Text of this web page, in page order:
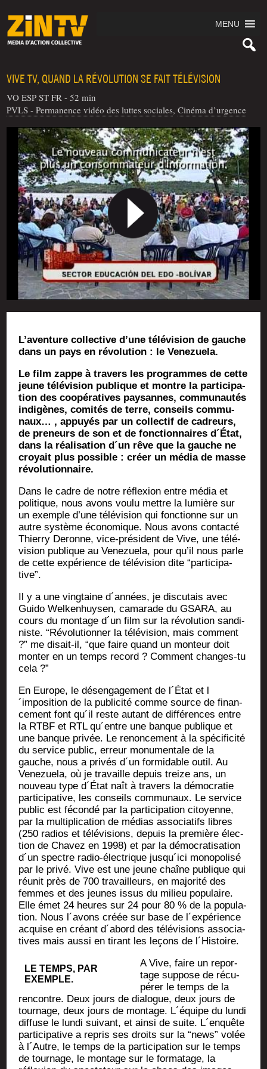
MENU
VIVE TV, QUAND LA RÉVOLUTION SE FAIT TÉLÉVISION
VO ESP ST FR - 52 min
PVLS - Permanence vidéo des luttes sociales,Cinéma d’urgence
L’a­ven­ture col­lec­tive d’une télé­vi­sion de gauche
dans un pays en révo­lu­tion : le Venezuela.
Le film zappe à tra­vers les pro­grammes de cette
jeune télé­vi­sion publique et montre la par­ti­ci­pa­
tion des coopé­ra­tives pay­sannes, com­mu­nau­tés
indi­gènes, comi­tés de terre, conseils com­mu­
naux… , appuyés par un col­lec­tif de cadreurs,
de pre­neurs de son et de fonc­tion­naires d´État,
dans la réa­li­sa­tion d´un rêve que la gauche ne
croyait plus pos­sible : créer un média de masse
révolutionnaire.
Dans le cadre de notre réflexion entre média et
poli­tique, nous avons vou­lu mettre la lumière sur
un exemple d’une télé­vi­sion qui fonc­tionne sur un
autre sys­tème éco­no­mique. Nous avons contac­té
Thier­ry Deronne, vice-pré­sident de Vive, une télé­
vi­sion publique au Vene­zue­la, pour qu’il nous parle
de cette expé­rience de télé­vi­sion dite “par­ti­ci­pa­
tive”.
Il y a une ving­taine d´années, je dis­cu­tais avec
Gui­do Wel­ken­huy­sen, cama­rade du GSARA, au
cours du mon­tage d´un film sur la révo­lu­tion san­di­
niste. “Révo­lu­tion­ner la télé­vi­sion, mais com­ment
?” me disait-il, “que faire quand un mon­teur doit
mon­ter en un temps record ? Com­ment changes-tu
cela ?”
En Europe, le désen­ga­ge­ment de l´État et l
´imposition de la publi­ci­té comme source de finan­
ce­ment font qu´il reste autant de dif­fé­rences entre
la RTBF et RTL qu´entre une banque publique et
une banque pri­vée. Le renon­ce­ment à la spé­ci­fi­ci­té
du ser­vice public, erreur monu­men­tale de la
gauche, nous a pri­vés d´un for­mi­dable outil. Au
Vene­zue­la, où je tra­vaille depuis treize ans, un
nou­veau type d´État naît à tra­vers la démo­cra­tie
par­ti­ci­pa­tive, les conseils com­mu­naux. Le ser­vice
public est fécon­dé par la par­ti­ci­pa­tion citoyenne,
par la mul­ti­pli­ca­tion de médias asso­cia­tifs libres
(250 radios et télé­vi­sions, depuis la pre­mière élec­
tion de Cha­vez en 1998) et par la démo­cra­ti­sa­tion
d´un spectre radio-élec­trique jusqu´ici mono­po­li­sé
par le pri­vé. Vive est une jeune chaîne publique qui
réunit près de 700 tra­vailleurs, en majo­ri­té des
femmes et des jeunes issus du milieu popu­laire.
Elle émet 24 heures sur 24 pour 80 % de la popu­la­
tion. Nous l´avons créée sur base de l´expérience
acquise en créant d´abord des télé­vi­sions asso­cia­
tives mais aus­si en tirant les leçons de l´Histoire.
LE TEMPS, PAR
EXEMPLE.
A Vive, faire un repor­
tage sup­pose de récu­
pé­rer le temps de la
ren­contre. Deux jours de dia­logue, deux jours de
tour­nage, deux jours de mon­tage. L´équipe du lun­di
dif­fuse le lun­di sui­vant, et ain­si de suite. L´enquête
par­ti­ci­pa­tive a repris ses droits sur la “news” volée
à l´Autre, le temps de la par­ti­ci­pa­tion sur le temps
de tour­nage, le mon­tage sur le for­ma­tage, la